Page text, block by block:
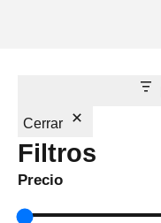
Cerrar
Filtros
Precio